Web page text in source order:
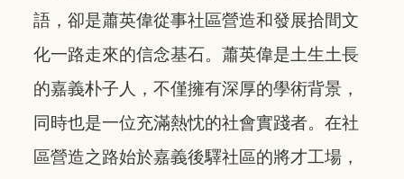
語，卻是蕭英偉從事社區營造和發展拾間文
化一路走來的信念基石。蕭英偉是土生土長
的嘉義朴子人，不僅擁有深厚的學術背景，
同時也是一位充滿熱忱的社會實踐者。在社
區營造之路始於嘉義後驛社區的將才工場，